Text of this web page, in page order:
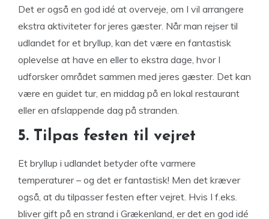
Det er også en god idé at overveje, om I vil arrangere
ekstra aktiviteter for jeres gæster. Når man rejser til
udlandet for et bryllup, kan det være en fantastisk
oplevelse at have en eller to ekstra dage, hvor I
udforsker området sammen med jeres gæster. Det kan
være en guidet tur, en middag på en lokal restaurant
eller en afslappende dag på stranden.
5. Tilpas festen til vejret
Et bryllup i udlandet betyder ofte varmere
temperaturer – og det er fantastisk! Men det kræver
også, at du tilpasser festen efter vejret. Hvis I f.eks.
bliver gift på en strand i Grækenland, er det en god idé